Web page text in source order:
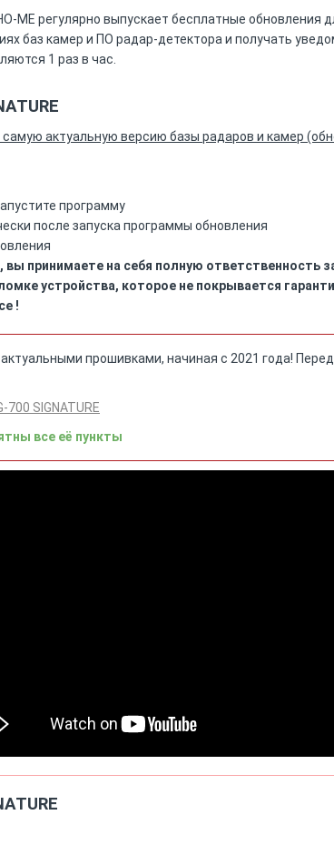
ME регулярно выпускает бесплатные
баз камер и ПО радар-детектора и получать
1 раз в час.
актуальную версию базы радаров и камер
программу
после запуска программы обновления
принимаете на себя полную ответственность
устройства, которое не покрывается
!
прошивками, начиная с 2021 года!
SIGNATURE
все её пункты